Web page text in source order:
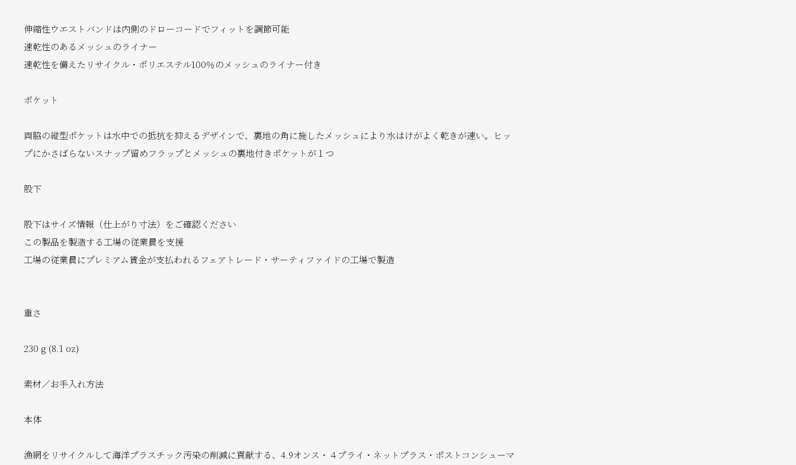
伸縮性ウエストバンドは内側のドローコードでフィットを調節可能
速乾性のあるメッシュのライナー
速乾性を備えたリサイクル・ポリエステル100％のメッシュのライナー付き
ポケット
両脇の縦型ポケットは水中での抵抗を抑えるデザインで、裏地の角に施したメッシュにより水はけがよく乾きが速い。ヒッ
プにかさばらないスナップ留めフラップとメッシュの裏地付きポケットが１つ
股下
股下はサイズ情報（仕上がり寸法）をご確認ください
この製品を製造する工場の従業員を支援
工場の従業員にプレミアム賃金が支払われるフェアトレード・サーティファイドの工場で製造
重さ
230 g (8.1 oz)
素材／お手入れ方法
本体
漁網をリサイクルして海洋プラスチック汚染の削減に貢献する、4.9オンス・４プライ・ネットプラス・ポストコンシューマ